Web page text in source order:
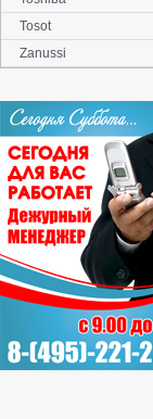
Tosot
Zanussi